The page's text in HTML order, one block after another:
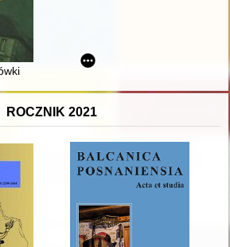
ROCZNIK 2021